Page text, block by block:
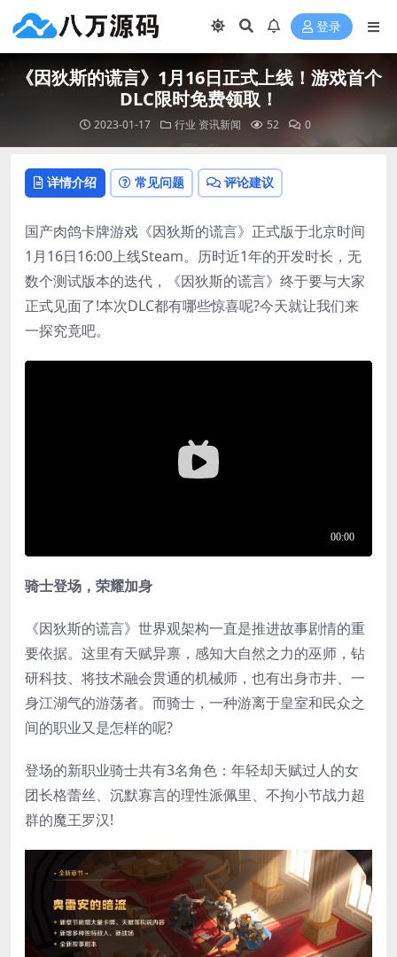
登录
《因狄斯的谎言》1月16日正式上线！游戏首个
DLC限时免费领取！
2023-01-17 行业 资讯新闻 52 0
详情介绍 常见问题 评论建议
国产肉鸽卡牌游戏《因狄斯的谎言》正式版于北京时间
1月16日16:00上线Steam。历时近1年的开发时长，无
数个测试版本的迭代，《因狄斯的谎言》终于要与大家
正式见面了!本次DLC都有哪些惊喜呢?今天就让我们来
一探究竟吧。
骑士登场，荣耀加身
《因狄斯的谎言》世界观架构一直是推进故事剧情的重
要依据。这里有天赋异禀，感知大自然之力的巫师，钻
研科技、将技术融会贯通的机械师，也有出身市井、一
身江湖气的游荡者。而骑士，一种游离于皇室和民众之
间的职业又是怎样的呢?
登场的新职业骑士共有3名角色：年轻却天赋过人的女
团长格蕾丝、沉默寡言的理性派佩里、不拘小节战力超
群的魔王罗汉!